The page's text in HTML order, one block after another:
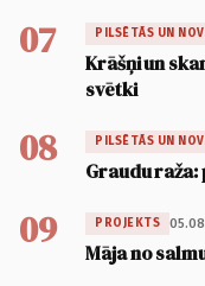
07 PILSĒTĀS UN
Krāšņi un
svētki
08 PILSĒTĀS UN
Graudu
09 PROJEKTS
Māja no